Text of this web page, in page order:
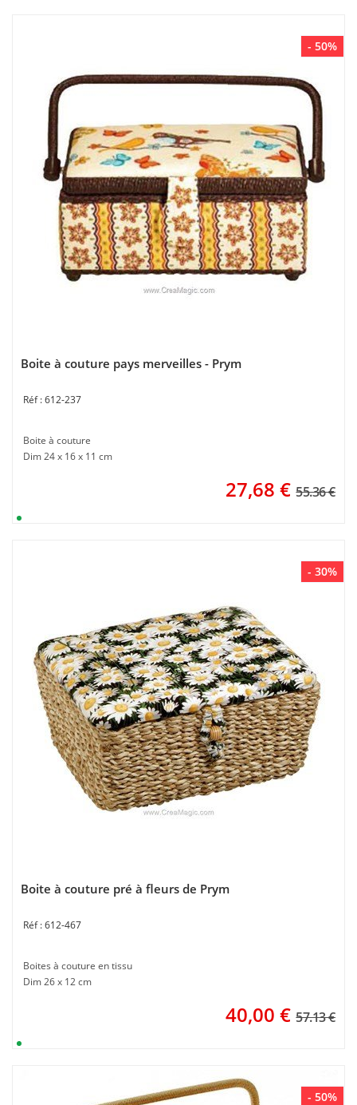
- 50%
Boite à couture pays merveilles - Prym
612-237
Boite à couture
Dim 24 x 16 x 11 cm
27,68 € 55.36 €
- 30%
Boite à couture pré à fleurs de Prym
612-467
Boites à couture en tissu
Dim 26 x 12 cm
40,00 € 57.13 €
- 50%